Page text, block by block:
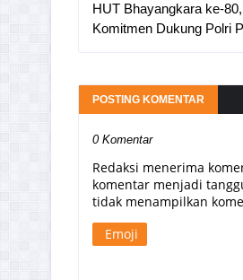
HUT Bhayangkara ke-
Komitmen Dukung Polri
POSTING KOMENTAR
0 Komentar
Redaksi menerima
komentar menjadi
tidak menampilkan
Emoji